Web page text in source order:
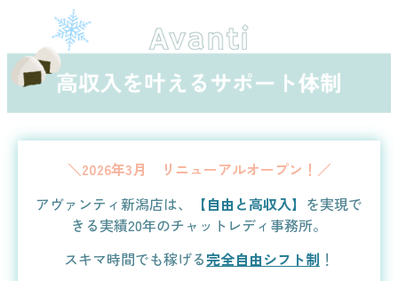
＼2026年3月 リニューアルオープン！／
アヴァンティ新潟店は、
【自由と高収入】 を実現で
きる実績20年のチャットレディ事務所。
スキマ時間でも稼げる完全自由シフト制 ！